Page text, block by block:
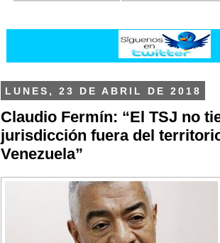
LUNES, 23 DE ABRIL DE 2018
Claudio Fermín: “El TSJ no
jurisdicción fuera del
Venezuela”